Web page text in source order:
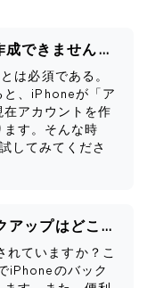
Apple IDは「現在アカウントを作成できません」と表示される
は必須である。
と、iPhoneが「ア
アカウントを作
す。そんな時
してみてくださ
【Mac/Window】iPhoneのバックアップはどこに保存される？
れていますか？こ
iPhoneのバック